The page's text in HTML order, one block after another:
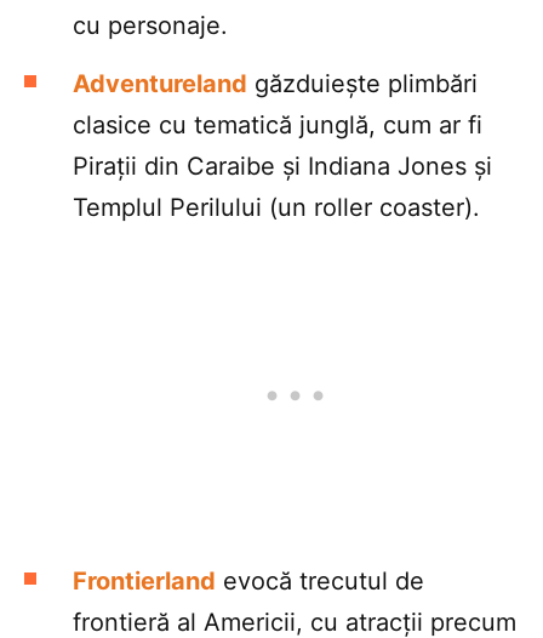
cu personaje.
Adventureland găzduiește plimbări
clasice cu tematică junglă, cum ar fi
Pirații din Caraibe și Indiana Jones și
Templul Perilului (un roller coaster).
Frontierland evocă trecutul de
frontieră al Americii, cu atracții precum